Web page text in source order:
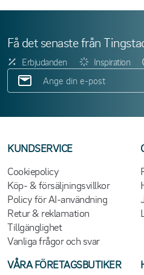
Få det senaste från
Erbjudanden Inspiration
KUNDSERVICE
Cookiepolicy
Köp- & försäljningsvillkor
Policy för AI-användning
Retur & reklamation
Tillgänglighet
Vanliga frågor och svar
VÅRA FÖRETAGSBUTIKER